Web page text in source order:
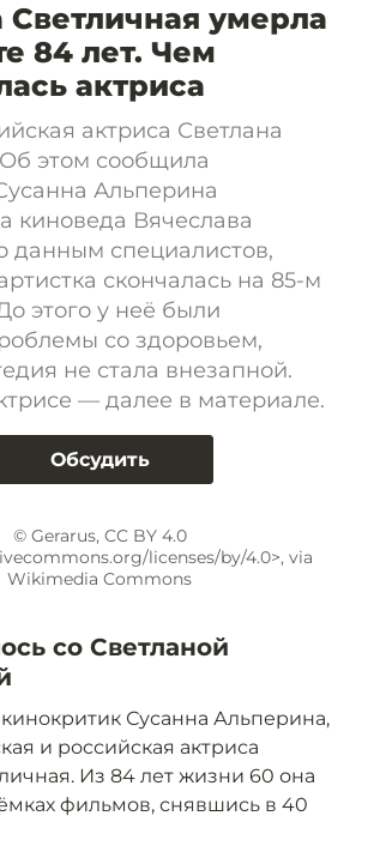
Светличная умерла
84 лет. Чем
актриса
актриса Светлана
этом сообщила
Альперина
киноведа Вячеслава
специалистов,
скончалась на 85-м
этого у неё были
со здоровьем,
не стала внезапной.
— далее в материале.
Обсудить
© Gerarus, CC BY 4.0
licenses/by/4.0>, via
Wikimedia Commons
со Светланой
кинокритик Сусанна Альперина,
и российская актриса
Из 84 лет жизни 60 она
фильмов, снявшись в 40